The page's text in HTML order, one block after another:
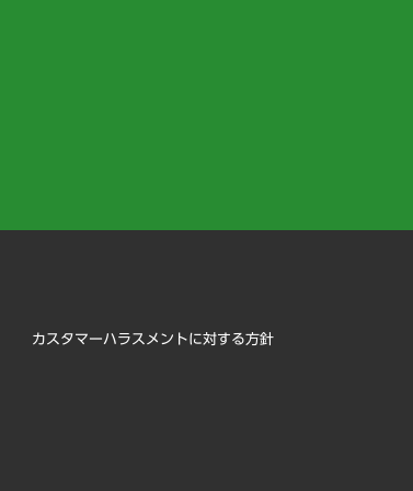
カスタマーハラスメントに対する方針